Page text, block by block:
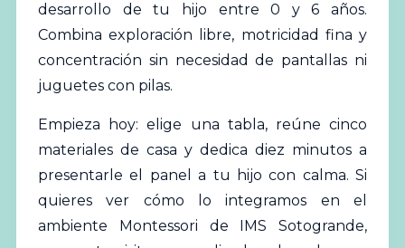
desarrollo de tu hijo entre 0 y 6 años.
Combina exploración libre, motricidad fina y
concentración sin necesidad de pantallas ni
juguetes con pilas.
Empieza hoy: elige una tabla, reúne cinco
materiales de casa y dedica diez minutos a
presentarle el panel a tu hijo con calma. Si
quieres ver cómo lo integramos en el
ambiente Montessori de IMS Sotogrande,